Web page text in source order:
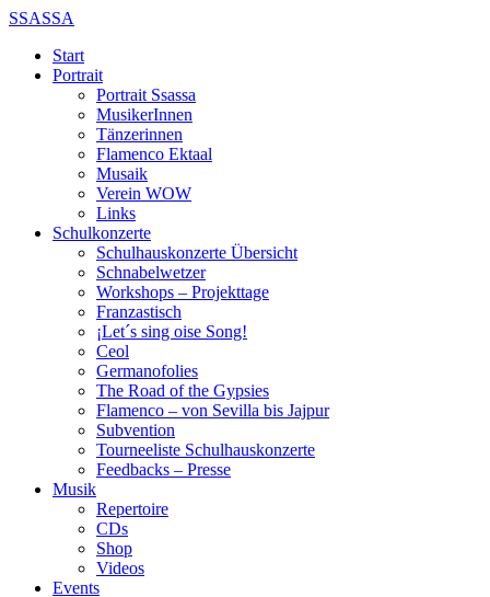
SSASSA
Start
Portrait
Portrait Ssassa
MusikerInnen
Tänzerinnen
Flamenco Ektaal
Musaik
Verein WOW
Links
Schulkonzerte
Schulhauskonzerte Übersicht
Schnabelwetzer
Workshops – Projekttage
Franzastisch
¡Let´s sing oise Song!
Ceol
Germanofolies
The Road of the Gypsies
Flamenco – von Sevilla bis Jajpur
Subvention
Tourneeliste Schulhauskonzerte
Feedbacks – Presse
Musik
Repertoire
CDs
Shop
Videos
Events